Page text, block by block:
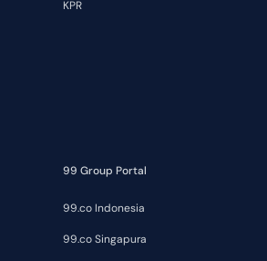
KPR
99 Group Portal
99.co Indonesia
99.co Singapura